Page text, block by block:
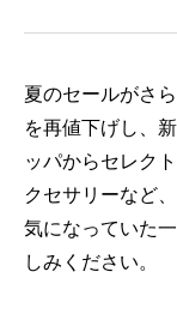
夏のセールがさ
を再値下げし、
ッパからセレク
クセサリーなど
気になっていた
しみください。